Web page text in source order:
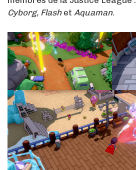
Cyborg, Flash et Aquaman.